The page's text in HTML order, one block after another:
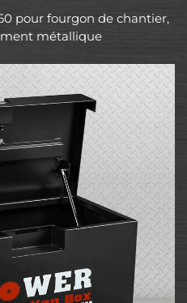
pour fourgon de chantier,
métallique